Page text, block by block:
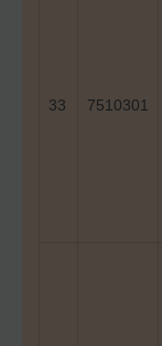
33 7510301